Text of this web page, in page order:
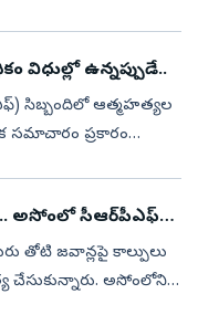
విధుల్లో ఉన్నప్పుడే..
సిబ్బందిలో ఆత్మహత్యల
సమాచారం ప్రకారం
అసోంలో సీఆర్‌పీఎఫ్‌
తోటి జవాన్లపై కాల్పులు
చేసుకున్నారు. అసోంలోని